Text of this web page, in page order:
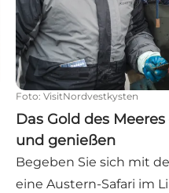
Foto: VisitNordvestkysten
Das Gold des
und genießen
Begeben Sie sich mit
eine Austern-Safari im